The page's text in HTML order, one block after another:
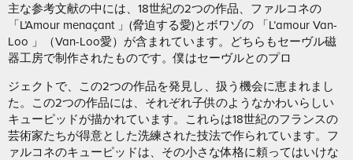
主な参考文献の中には、18世紀の2つの作品、ファルコネの
「L’Amour menaçant 」(脅迫する愛)とボワゾの 「L’amour Van-
Loo 」（Van-Loo愛）が含まれています。どちらもセーヴル磁
器工房で制作されたものです。僕はセーヴルとのプロ
ジェクトで、この2つの作品を発見し、扱う機会に恵まれまし
た。この2つの作品には、それぞれ子供のようなかわいらしい
キューピッドが描かれています。これらは18世紀のフランスの
芸術家たちが得意とした洗練された技法で作られています。フ
ァルコネのキューピッドは、その小さな体格に頼ってはいけな